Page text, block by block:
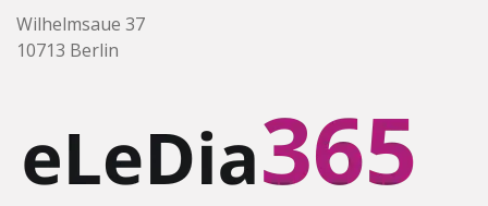
Wilhelmsaue 37
10713 Berlin